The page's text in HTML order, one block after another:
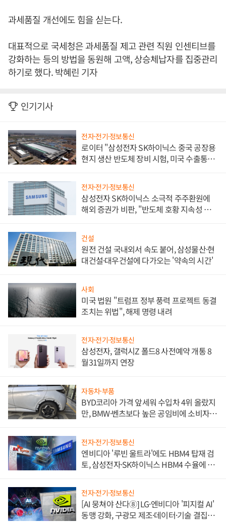
과세품질 개선에도 힘을 싣는다.
대표적으로 국세청은 과세품질 제고 관련 직원 인센티브를
강화하는 등의 방법을 동원해 고액, 상승체납자를 집중관리
하기로 했다. 박혜린 기자
인기기사
전자·전기·정보통신
로이터 "삼성전자 SK하이닉스 중국 공장용
현지 생산 반도체 장비 시험, 미국 수출통제
전자·전기·정보통신
삼성전자 SK하이닉스 소극적 주주환원에
해외 증권가 비판, "반도체 호황 지속성 의
건설
원전 건설 국내외서 속도 붙어, 삼성물산·현
대건설·대우건설에 다가오는 '약속의 시간'
사회
미국 법원 "트럼프 정부 풍력 프로젝트 동결
조치는 위법", 해제 명령 내려
전자·전기·정보통신
삼성전자, 갤럭시Z 폴드8 사전예약 개통 8
월31일까지 연장
자동차·부품
BYD코리아 가격 앞세워 수입차 4위 올랐지
만, BMW·벤츠보다 높은 공임비에 소비자
전자·전기·정보통신
엔비디아 '루빈 울트라'에도 HBM4 탑재 검
토, 삼성전자·SK하이닉스 HBM4 수율에 주
전자·전기·정보통신
[AI 뭉쳐야 산다⑧] LG·엔비디아 '피지컬 AI'
동맹 강화, 구광모 제조·데이터·기술 결집